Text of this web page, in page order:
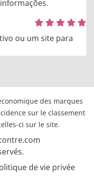
ou um site para
des marques
sur le classement
ci sur le site.
de vie privée